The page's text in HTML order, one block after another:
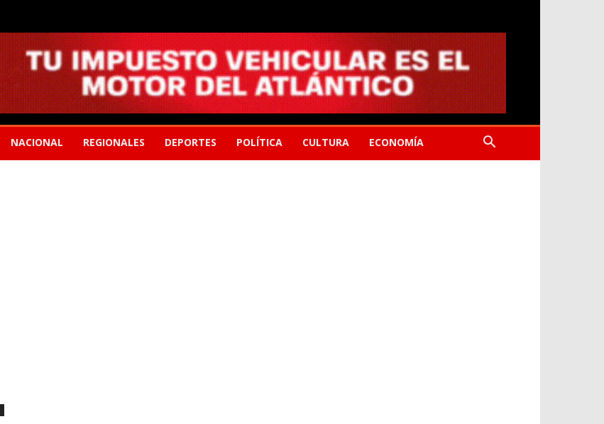
NACIONAL REGIONALES DEPORTES POLÍTICA CULTURA ECONOMÍA